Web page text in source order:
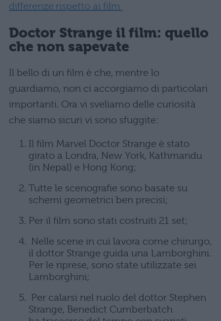
differenze rispetto ai film
Doctor Strange il film: quello
che non sapevate
Il bello di un film è che, mentre lo
guardiamo, non ci accorgiamo di particolari
importanti. Ora vi sveliamo delle curiosità
che siamo sicuri vi sono sfuggite:
Il film Marvel Doctor Strange è stato
girato a Londra, New York, Kathmandu
(in Nepal) e Hong Kong;
Tutte le scenografie sono basate su
schemi geometrici ben precisi;
Per il film sono stati costruiti 21 set;
Nelle scene in cui lavora come chirurgo,
il dottor Strange guida una Lamborghini.
Per le riprese, sono state utilizzate sei
Lamborghini;
Per calarsi nel ruolo del dottor Stephen
Strange, Benedict Cumberbatch